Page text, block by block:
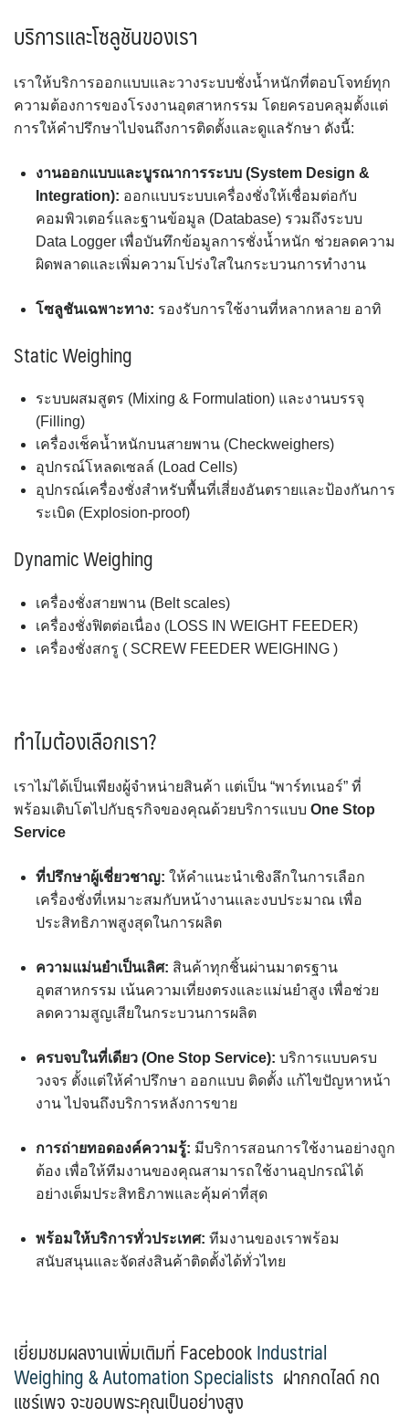
บริการและโซลูชันของเรา
เราให้บริการออกแบบและวางระบบชั่งน้ำหนักที่ตอบโจทย์ทุก
ความต้องการของโรงงานอุตสาหกรรม โดยครอบคลุมตั้งแต่
การให้คำปรึกษาไปจนถึงการติดตั้งและดูแลรักษา ดังนี้:
งานออกแบบและบูรณาการระบบ (System Design &
Integration): ออกแบบระบบเครื่องชั่งให้เชื่อมต่อกับ
คอมพิวเตอร์และฐานข้อมูล (Database) รวมถึงระบบ
Data Logger เพื่อบันทึกข้อมูลการชั่งน้ำหนัก ช่วยลดความ
ผิดพลาดและเพิ่มความโปร่งใสในกระบวนการทำงาน
โซลูชันเฉพาะทาง: รองรับการใช้งานที่หลากหลาย อาทิ
Static Weighing
ระบบผสมสูตร (Mixing & Formulation) และงานบรรจุ
(Filling)
เครื่องเช็คน้ำหนักบนสายพาน (Checkweighers)
อุปกรณ์โหลดเซลล์ (Load Cells)
อุปกรณ์เครื่องชั่งสำหรับพื้นที่เสี่ยงอันตรายและป้องกันการ
ระเบิด (Explosion-proof)
Dynamic Weighing
เครื่องชั่งสายพาน (Belt scales)
เครื่องชั่งฟิตต่อเนื่อง (LOSS IN WEIGHT FEEDER)
เครื่องชั่งสกรู ( SCREW FEEDER WEIGHING )
ทำไมต้องเลือกเรา?
เราไม่ได้เป็นเพียงผู้จำหน่ายสินค้า แต่เป็น “พาร์ทเนอร์” ที่
พร้อมเติบโตไปกับธุรกิจของคุณด้วยบริการแบบ One Stop
Service
ที่ปรึกษาผู้เชี่ยวชาญ: ให้คำแนะนำเชิงลึกในการเลือก
เครื่องชั่งที่เหมาะสมกับหน้างานและงบประมาณ เพื่อ
ประสิทธิภาพสูงสุดในการผลิต
ความแม่นยำเป็นเลิศ: สินค้าทุกชิ้นผ่านมาตรฐาน
อุตสาหกรรม เน้นความเที่ยงตรงและแม่นยำสูง เพื่อช่วย
ลดความสูญเสียในกระบวนการผลิต
ครบจบในที่เดียว (One Stop Service): บริการแบบครบ
วงจร ตั้งแต่ให้คำปรึกษา ออกแบบ ติดตั้ง แก้ไขปัญหาหน้า
งาน ไปจนถึงบริการหลังการขาย
การถ่ายทอดองค์ความรู้: มีบริการสอนการใช้งานอย่างถูก
ต้อง เพื่อให้ทีมงานของคุณสามารถใช้งานอุปกรณ์ได้
อย่างเต็มประสิทธิภาพและคุ้มค่าที่สุด
พร้อมให้บริการทั่วประเทศ: ทีมงานของเราพร้อม
สนับสนุนและจัดส่งสินค้าติดตั้งได้ทั่วไทย
เยี่ยมชมผลงานเพิ่มเติมที่ FacebookIndustrial
Weighing & Automation Specialists ฝากกดไลด์ กด
แชร์เพจ จะขอบพระคุณเป็นอย่างสูง